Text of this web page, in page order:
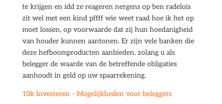
te krijgen en idd ze reageren nergens op ben radelois
zit wel met een kind pffff wie weet raad hoe ik het op
moet lossen, op voorwaarde dat zij hun hoedanigheid
van houder kunnen aantonen. Er zijn vele banken die
deze hefboomproducten aanbieden, zolang u als
belegger de waarde van de betreffende obligaties
aanhoudt in geld op uw spaarrekening.
10k Investeren – Mogelijkheden voor beleggers